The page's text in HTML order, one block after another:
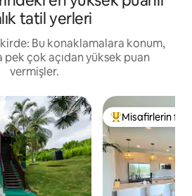
tatil yerleri
Bu konaklamalara konum,
çok açıdan yüksek puan
vermişler.
Misafirlerin
Misafirlerin